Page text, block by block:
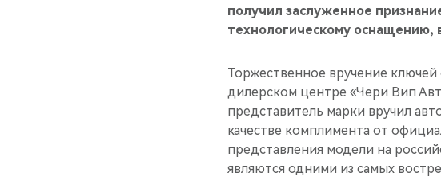
получил заслуженное
технологическому оснащению,
Торжественное вручение
дилерском центре «Чери Вип
представитель марки вручил
качестве комплимента от
представления модели на
являются одними из самых